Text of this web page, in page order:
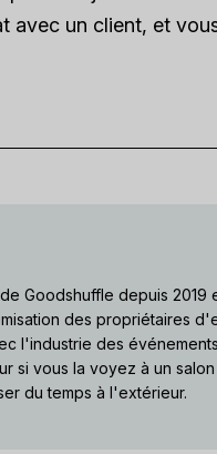
avec un client, et
Goodshuffle depuis 2019
des propriétaires
l'industrie des
si vous la voyez à un
du temps à l'extérieur.